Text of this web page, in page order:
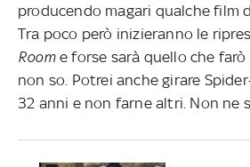
producendo magari qualche film
Tra poco però inizieranno le
Room e forse sarà quello che
non so. Potrei anche girare
32 anni e non farne altri. Non ne